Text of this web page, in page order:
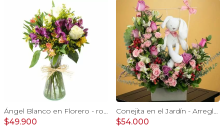
Ángel Blanco en Florero - rosas y mix de astromelias
$49.900
Conejita en el Jardín - Arreglo floral tonos rosa y conejita
$54.000